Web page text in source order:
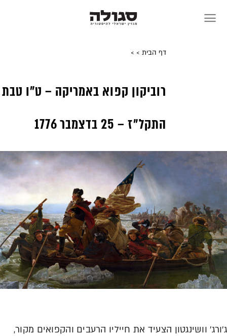
דף הבית>
>
רוביקון קפוא באמריקה – ט״ו טבת
התקל״ז – 25 בדצמבר 1776
וושינגטון הצעיד את חייליו הרעבים והקפואים מקור,